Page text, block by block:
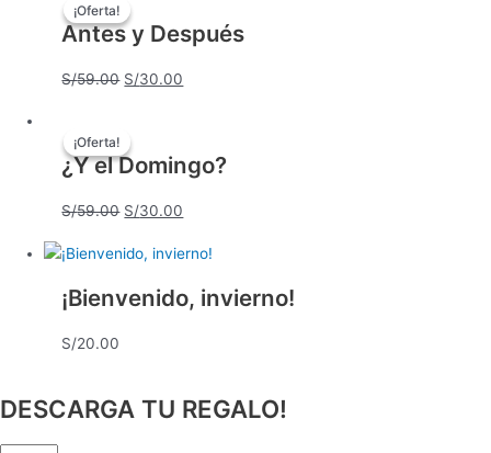
¡Oferta!
¡Oferta!
Antes y Después
S/59.00 S/30.00
¡Oferta!
¡Oferta!
¿Y el Domingo?
S/59.00 S/30.00
¡Bienvenido, invierno!
S/20.00
DESCARGA TU REGALO!